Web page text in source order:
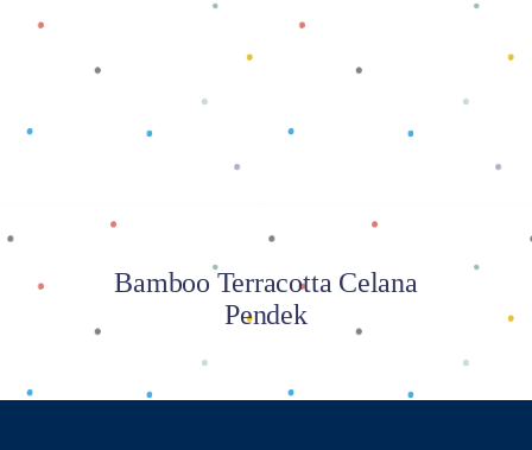
Baca selengkapnya
Bamboo Terracotta Celana
Pendek